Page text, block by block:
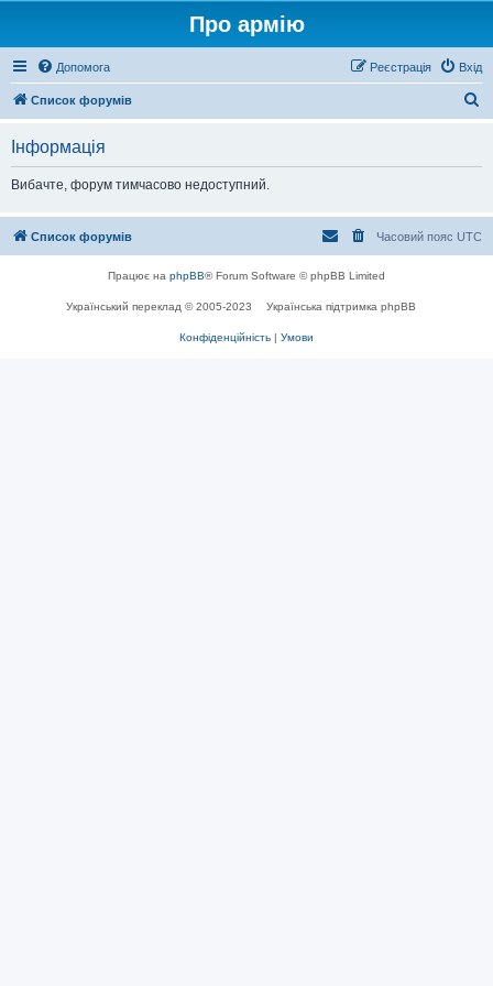
Про армію
Допомога Вхід
Реєстрація
Список форумів
Інформація
Вибачте, форум тимчасово недоступний.
Список форумів Часовий пояс UTC
Працює на phpBB® Forum Software © phpBB Limited
Український переклад © 2005-2023 Українська підтримка phpBB
Конфіденційність | Умови